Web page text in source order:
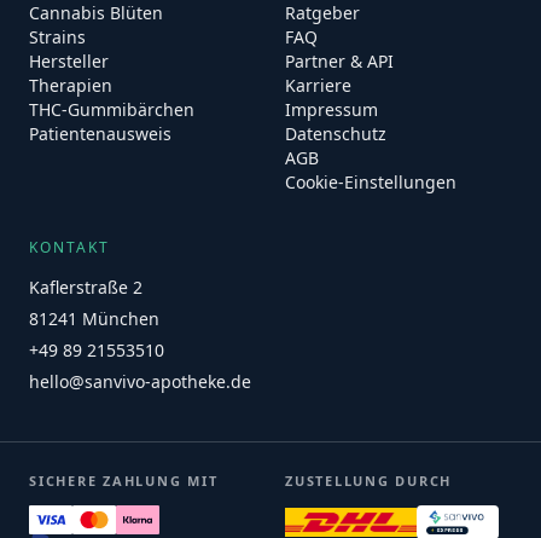
Cannabis Blüten
Strains
Hersteller
Therapien
THC-Gummibärchen
Patientenausweis
Ratgeber
FAQ
Partner & API
Karriere
Impressum
Datenschutz
AGB
Cookie-Einstellungen
KONTAKT
Kaflerstraße 2
81241 München
+49 89 21553510
hello@sanvivo-apotheke.de
SICHERE ZAHLUNG MIT ZUSTELLUNG DURCH